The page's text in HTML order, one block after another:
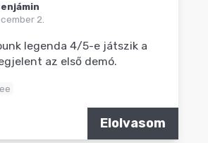
2.
legenda 4/5-e játszik a
az első demó.
Elolvasom